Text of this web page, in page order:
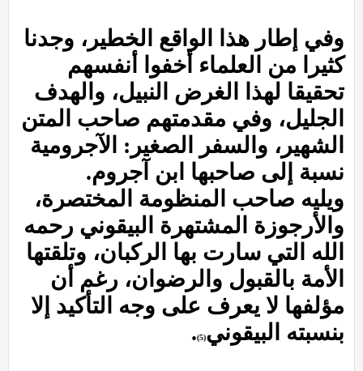
وفي إطار هذا الواقع الخطير، وجدنا
كثيرا من العلماء أخفوا أنفسهم
تحقيقا لهذا الغرض النبيل، والهدف
الجليل، وفي مقدمتهم صاحب المتن
الشهير، والسفر الصغير: الآجرومية
نسبة إلى صاحبها ابن آجروم.
ويليه صاحب المنظومة المختصرة،
والأرجوزة المشتهرة البيقوني رحمه
الله التي سارت بها الركبان، وتلقتها
الأمة بالقبول والرضوان، رغم أن
مؤلفها لا يعرف على وجه التأكيد إلا
بنسبته البيقوني(5)
.